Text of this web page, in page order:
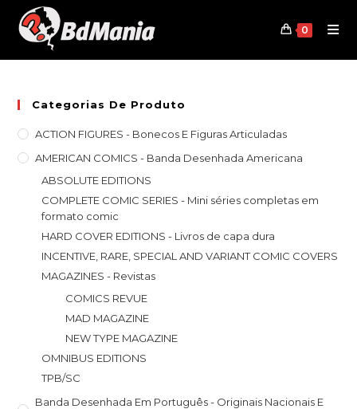
content
0
Categorias De Produto
ACTION FIGURES - Bonecos E Figuras Articuladas
AMERICAN COMICS - Banda Desenhada Americana
ABSOLUTE EDITIONS
COMPLETE COMIC SERIES - Mini séries completas em
formato comic
HARD COVER EDITIONS - Livros de capa dura
INCENTIVE, RARE, SPECIAL AND VARIANT COMIC COVERS
MAGAZINES - Revistas
COMICS REVUE
MAD MAGAZINE
NEW TYPE MAGAZINE
OMNIBUS EDITIONS
TPB/SC
Banda Desenhada Em Português - Originais Nacionais E